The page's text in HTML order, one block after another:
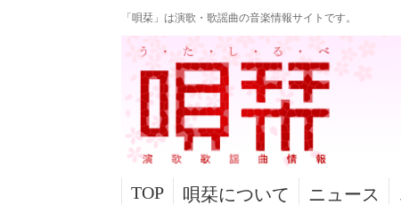
「唄栞」は演歌・歌謡曲の音楽情報サイトです。
TOP 唄栞について ニュース